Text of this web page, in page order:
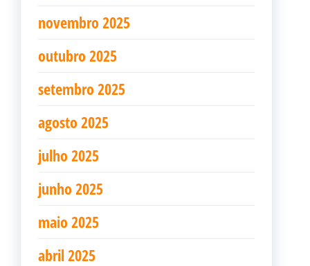
novembro 2025
outubro 2025
setembro 2025
agosto 2025
julho 2025
junho 2025
maio 2025
abril 2025